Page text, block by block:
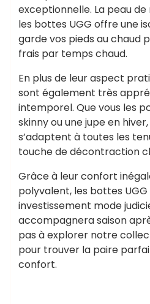
exceptionnelle. La peau
les bottes UGG offre une
garde vos pieds au chaud
frais par temps chaud.
En plus de leur aspect
sont également très
intemporel. Que vous les
skinny ou une jupe en
s’adaptent à toutes les
touche de décontraction
Grâce à leur confort
polyvalent, les bottes
investissement mode
accompagnera saison
pas à explorer notre
pour trouver la paire
confort.